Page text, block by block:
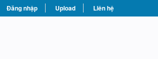
Đăng nhập Upload Liên hệ